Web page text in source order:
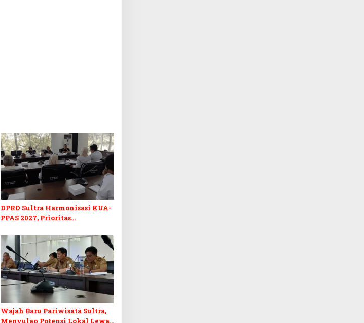
DPRD Sultra Harmonisasi KUA-
PPAS 2027, Prioritas
Pelunasan Utang Infrastruktur
Wajah Baru Pariwisata Sultra,
Menyulap Potensi Lokal Lewat